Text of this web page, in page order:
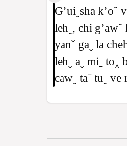
Gʼuiˬsha kʼoˆ
lehˬ, chi gʼawˇ
yanˇ gaˬ la
lehˬ aˬ miˍ to‸
cawˬ taˉ tuˬ ve